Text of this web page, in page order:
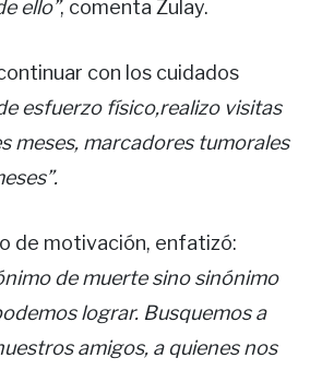
ello”, comenta Zulay.
con los cuidados
esfuerzo físico,realizo visitas
meses, marcadores tumorales
de motivación, enfatizó:
de muerte sino sinónimo
lograr. Busquemos a
amigos, a quienes nos